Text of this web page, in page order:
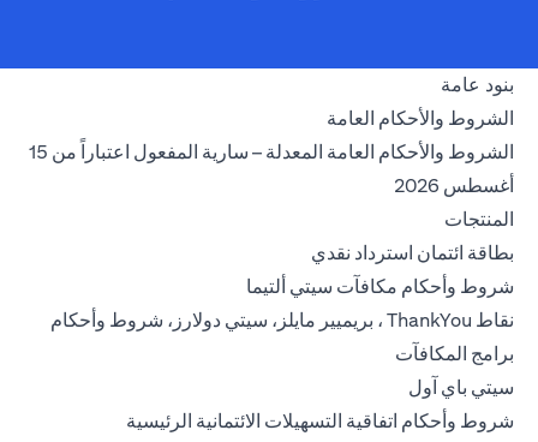
بنود عامة
الشروط والأحكام العامة
الشروط والأحكام العامة المعدلة – سارية المفعول اعتباراً من 15
أغسطس 2026
المنتجات
بطاقة ائتمان استرداد نقدي
شروط وأحكام مكافآت سيتي ألتيما
نقاط ThankYou ، بريميير مايلز، سيتي دولارز، شروط وأحكام
برامج المكافآت
سيتي باي آول
شروط وأحكام اتفاقية التسهيلات الائتمانية الرئيسية